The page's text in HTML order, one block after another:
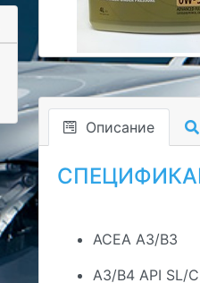
Описание
ACEA A3/B3
A3/B4 API SL/